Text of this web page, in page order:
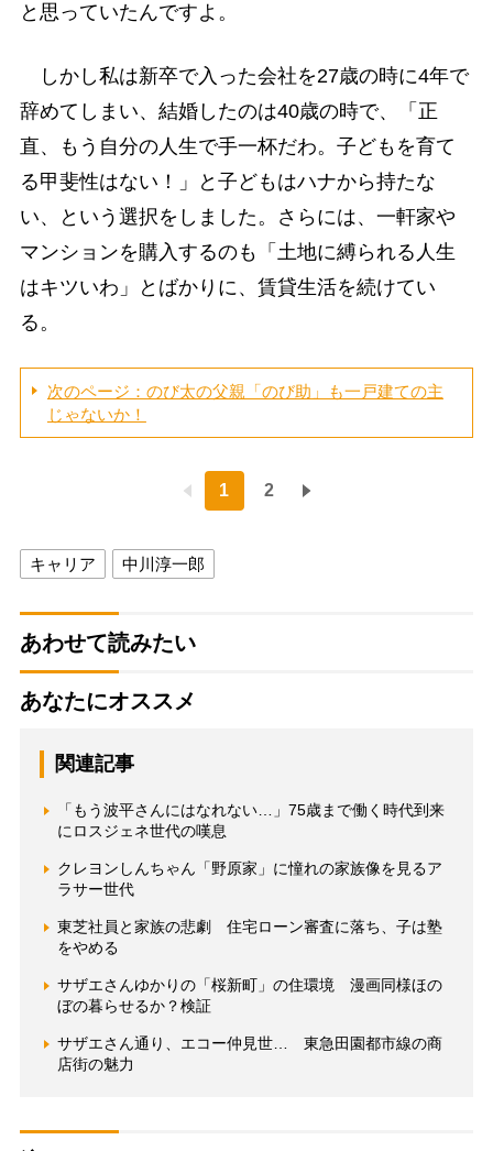
と思っていたんですよ。
しかし私は新卒で入った会社を27歳の時に4年で
辞めてしまい、結婚したのは40歳の時で、「正
直、もう自分の人生で手一杯だわ。子どもを育て
る甲斐性はない！」と子どもはハナから持たな
い、という選択をしました。さらには、一軒家や
マンションを購入するのも「土地に縛られる人生
はキツいわ」とばかりに、賃貸生活を続けてい
る。
次のページ：のび太の父親「のび助」も一戸建ての主
じゃないか！
1 2
キャリア 中川淳一郎
あわせて読みたい
あなたにオススメ
関連記事
「もう波平さんにはなれない…」75歳まで働く時代到来
にロスジェネ世代の嘆息
クレヨンしんちゃん「野原家」に憧れの家族像を見るア
ラサー世代
東芝社員と家族の悲劇 住宅ローン審査に落ち、子は塾
をやめる
サザエさんゆかりの「桜新町」の住環境 漫画同様ほの
ぼの暮らせるか？検証
サザエさん通り、エコー仲見世… 東急田園都市線の商
店街の魅力